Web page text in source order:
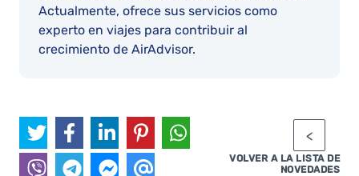
Actualmente, ofrece sus servicios como
experto en viajes para contribuir al
crecimiento de AirAdvisor.
VOLVER A LA LISTA DE
NOVEDADES